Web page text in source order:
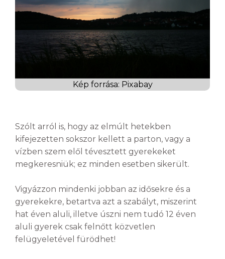
Kép forrása: Pixabay
Szólt arról is, hogy az elmúlt hetekben
kifejezetten sokszor kellett a parton, vagy a
vízben szem elől tévesztett gyerekeket
megkeresniük; ez minden esetben sikerült.
Vigyázzon mindenki jobban az idősekre és a
gyerekekre, betartva azt a szabályt, miszerint
hat éven aluli, illetve úszni nem tudó 12 éven
aluli gyerek csak felnőtt közvetlen
felügyeletével fürödhet!